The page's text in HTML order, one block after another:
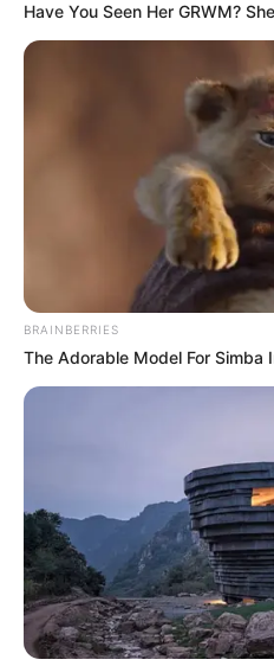
Have You Seen Her GRWM?
BRAINBERRIES
The Adorable Model For Simba